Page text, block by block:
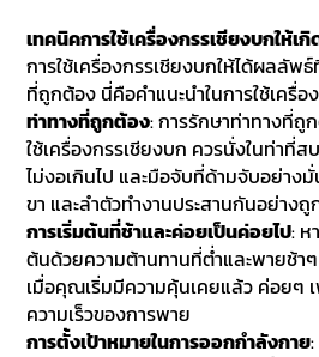
เทคนิคการใช้เครื่องกรรเชียงบกให้เ
การใช้เครื่องกรรเชียงบกให้ได้ผลลั
ที่ถูกต้อง นี่คือคำแนะนำในการใช้เครื่อ
ท่าทางที่ถูกต้อง: การรักษาท่าทางที่
ใช้เครื่องกรรเชียงบก ควรนั่งในท่าที่ส
ไม่งอเกินไป และมือจับที่ด้ามจับอย่าง
ขา และลำตัวทำงานประสานกันอย่าง
การเริ่มต้นที่ช้าและค่อยเป็นค่อยไป: ห
ต้นด้วยความต้านทานที่ต่ำและพายช้า
เมื่อคุณเริ่มมีความคุ้นเคยแล้ว ค่อยๆ
ความเร็วของการพาย
การตั้งเป้าหมายในการออกกำลังกาย